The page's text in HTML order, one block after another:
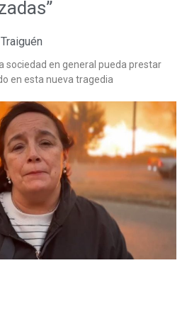
Traiguén
sociedad en general pueda prestar
en esta nueva tragedia